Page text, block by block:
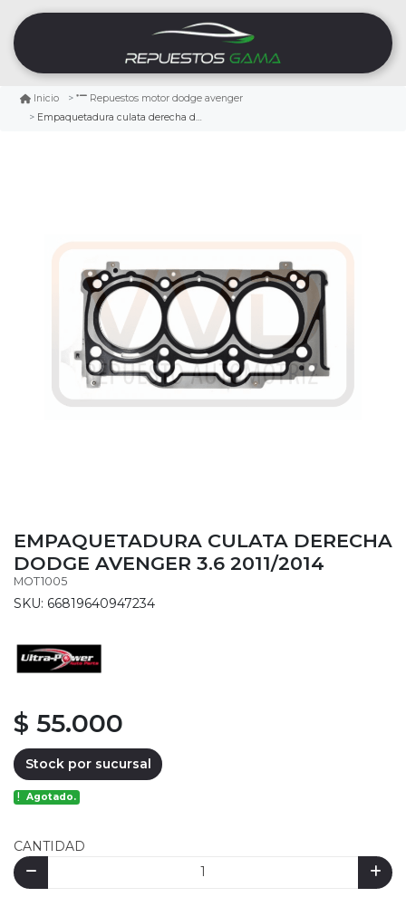
Inicio
Repuestos motor dodge avenger
Empaquetadura culata derecha dodge avenger 3.6 2011/2014
EMPAQUETADURA CULATA DERECHA
DODGE AVENGER 3.6 2011/2014
MOT1005
SKU: 66819640947234
$ 55.000
Stock por sucursal
Agotado.
CANTIDAD